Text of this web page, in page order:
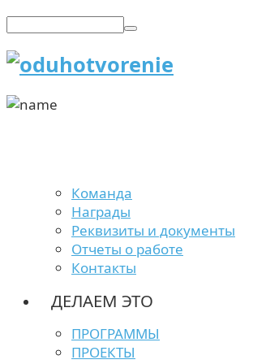
Команда
Награды
Реквизиты и документы
Отчеты о работе
Контакты
ДЕЛАЕМ ЭТО
ПРОГРАММЫ
ПРОЕКТЫ